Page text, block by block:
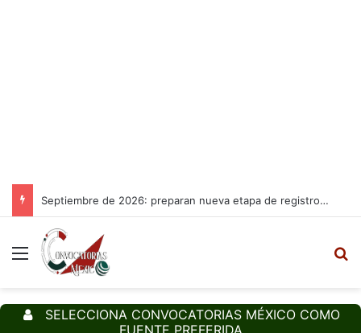
Septiembre de 2026: preparan nueva etapa de registros para las Becas del Bienestar; conoce quiénes podrán participar
Menu
SELECCIONA CONVOCATORIAS MÉXICO COMO
FUENTE PREFERIDA